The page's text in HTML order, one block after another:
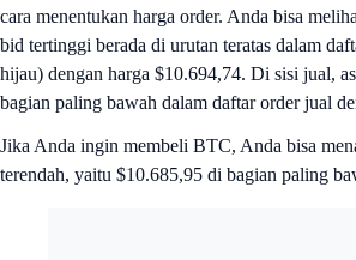
cara menentukan harga order. Anda bisa
bid tertinggi berada di urutan teratas dalam
hijau) dengan harga $10.694,74. Di sisi jual,
bagian paling bawah dalam daftar order jual
Jika Anda ingin membeli BTC, Anda bisa
terendah, yaitu $10.685,95 di bagian paling